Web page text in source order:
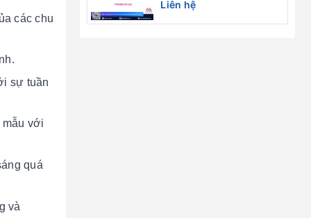
các chu
sự tuần
với
quá
và
Quốc
Liên hệ